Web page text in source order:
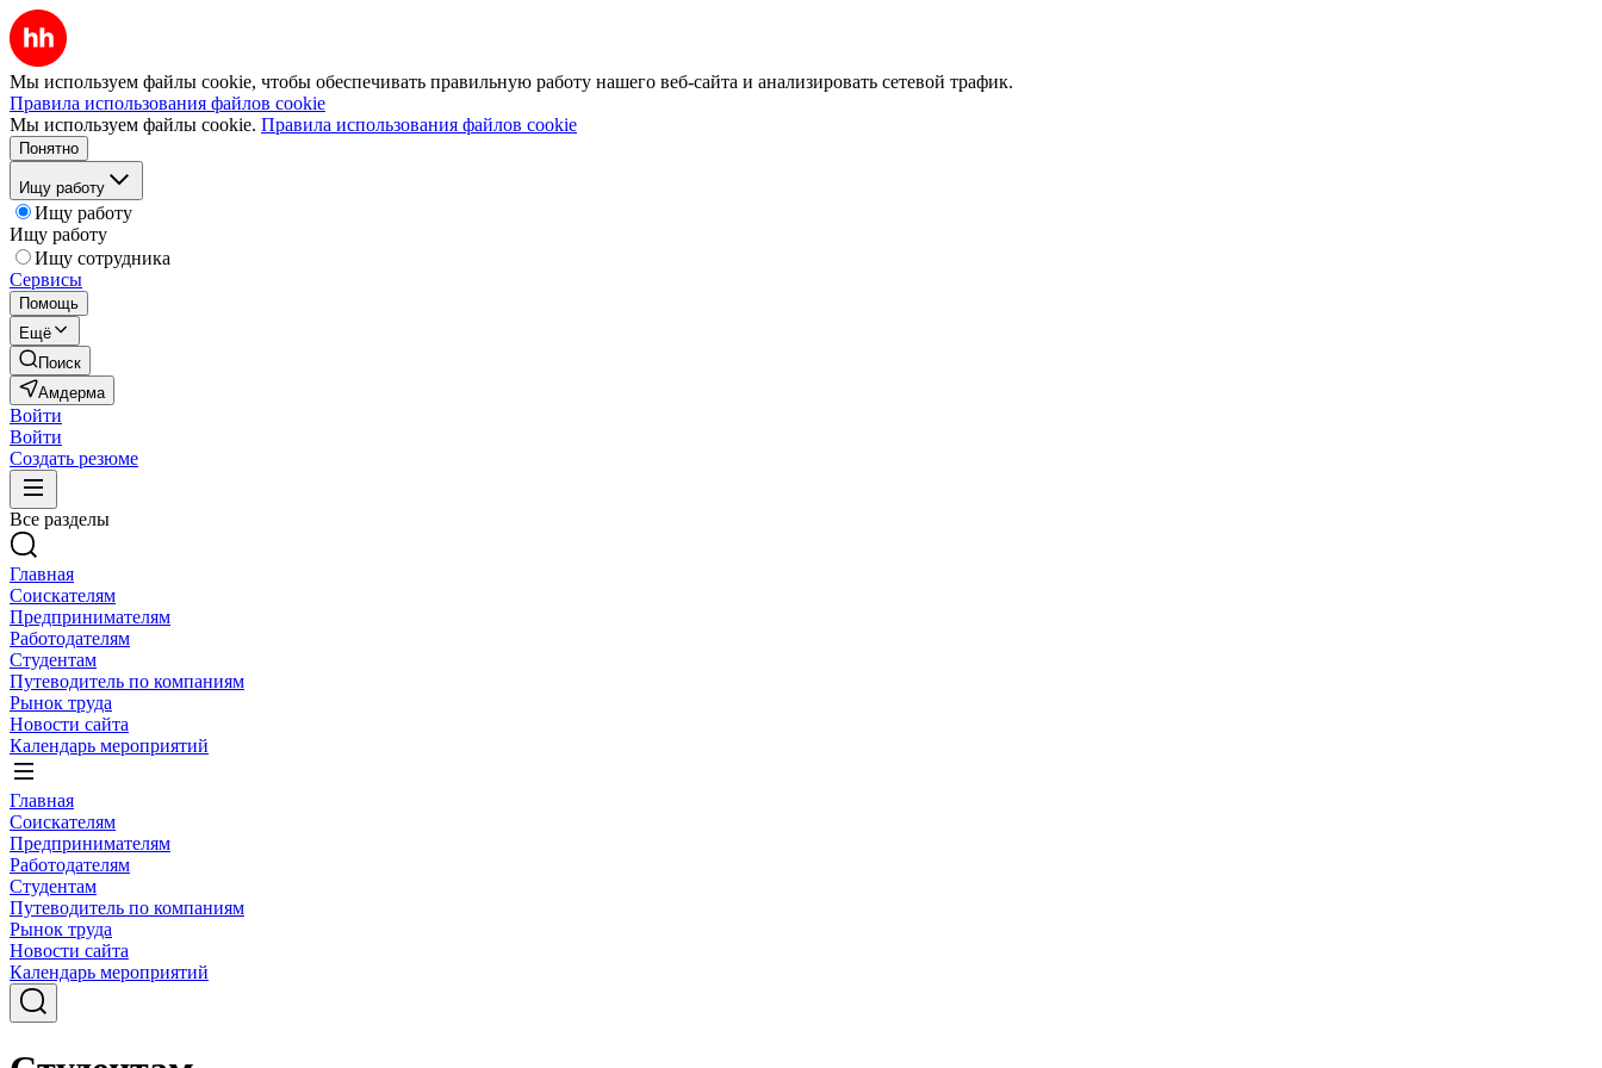
Мы используем файлы cookie, чтобы обеспечивать правильную работу нашего веб-сайта и анализировать сетевой трафик.
Правила использования файлов cookie
Мы используем файлы cookie. Правила использования файлов cookie
Понятно
Ищу работу
Ищу работу
Ищу работу
Ищу сотрудника
Сервисы
Помощь
Ещё
Поиск
Амдерма
Войти
Войти
Создать резюме
Все разделы
Главная
Соискателям
Предпринимателям
Работодателям
Студентам
Путеводитель по компаниям
Рынок труда
Новости сайта
Календарь мероприятий
Главная
Соискателям
Предпринимателям
Работодателям
Студентам
Путеводитель по компаниям
Рынок труда
Новости сайта
Календарь мероприятий